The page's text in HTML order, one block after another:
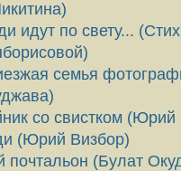
идут по свету...
семья
со свистком (Юрий
(Юрий Визбор)
почтальон (Булат